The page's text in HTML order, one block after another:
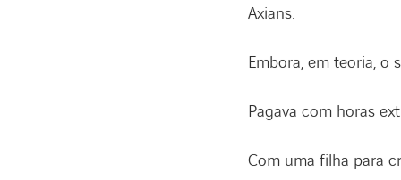
Axians.
Embora, em teoria, o
Pagava com horas
Com uma filha para